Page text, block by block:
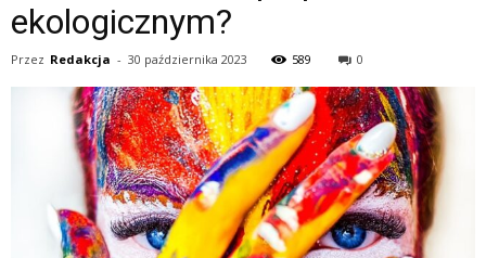
ekologicznym?
Przez Redakcja - 30 października 2023 589 0